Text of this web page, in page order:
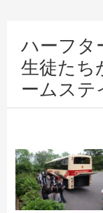
ハーフタ
生徒たち
ームステ